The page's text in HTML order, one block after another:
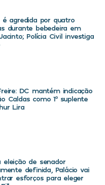
é agredida por quatro
durante bebedeira em
Polícia Civil investiga
DC mantém indicação
Caldas como 1º suplente
Lira
eleição de senador
definida, Palácio vai
esforços para eleger